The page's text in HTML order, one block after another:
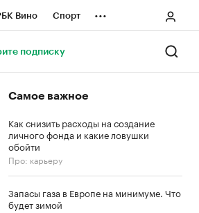
Вино Спорт ...
подписку
Самое важное
Как снизить расходы на создание
личного фонда и какие ловушки
обойти
Про: карьеру
Запасы газа в Европе на минимуме. Что
будет зимой